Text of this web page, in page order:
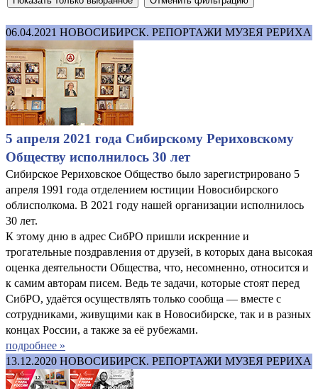
06.04.2021 НОВОСИБИРСК. РЕПОРТАЖИ МУЗЕЯ РЕРИХА
5 апреля 2021 года Сибирскому Рериховскому
Обществу исполнилось 30 лет
Сибирское Рериховское Общество было зарегистрировано 5
апреля 1991 года отделением юстиции Новосибирского
облисполкома. В 2021 году нашей организации исполнилось
30 лет.
К этому дню в адрес СибРО пришли искренние и
трогательные поздравления от друзей, в которых дана высокая
оценка деятельности Общества, что, несомненно, относится и
к самим авторам писем. Ведь те задачи, которые стоят перед
СибРО, удаётся осуществлять только сообща — вместе с
сотрудниками, живущими как в Новосибирске, так и в разных
концах России, а также за её рубежами.
подробнее »
13.12.2020 НОВОСИБИРСК. РЕПОРТАЖИ МУЗЕЯ РЕРИХА